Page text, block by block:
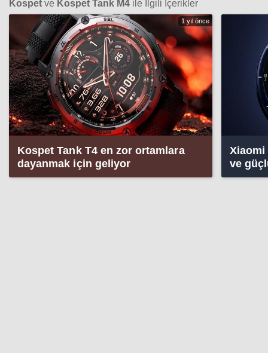
Kospet ve Kospet Tank M4 ile İlgili İçerikler
1 yıl önce
Kospet Tank T4 en zor ortamlara
dayanmak için geliyor
Xiaomi
ve